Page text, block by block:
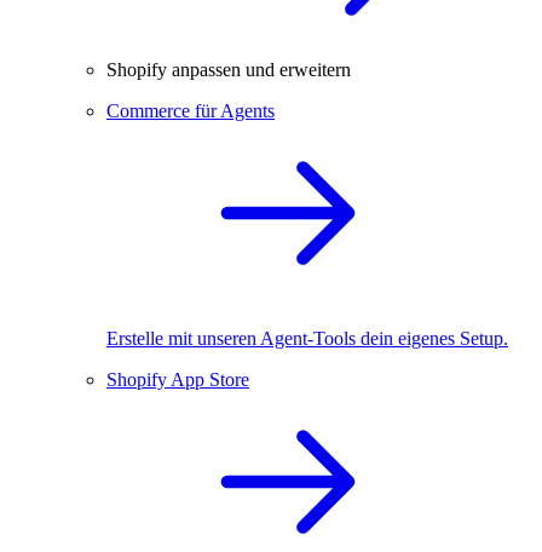
Shopify anpassen und erweitern
Commerce für Agents
Erstelle mit unseren Agent-Tools dein eigenes Setup.
Shopify App Store